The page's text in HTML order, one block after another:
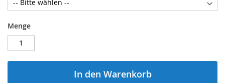
Menge
In den Warenkorb